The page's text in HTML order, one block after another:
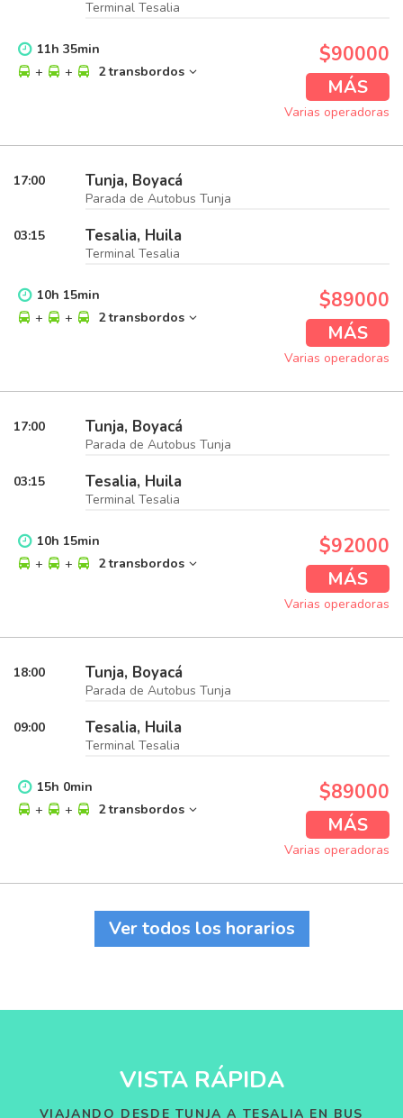
Terminal Tesalia
11h 35min
+
+ 2 transbordos
$90000
MÁS
Varias operadoras
17:00 Tunja, Boyacá
Parada de Autobus Tunja
03:15 Tesalia, Huila
Terminal Tesalia
10h 15min
+
+ 2 transbordos
$89000
MÁS
Varias operadoras
17:00 Tunja, Boyacá
Parada de Autobus Tunja
03:15 Tesalia, Huila
Terminal Tesalia
10h 15min
+
+ 2 transbordos
$92000
MÁS
Varias operadoras
18:00 Tunja, Boyacá
Parada de Autobus Tunja
09:00 Tesalia, Huila
Terminal Tesalia
15h 0min
+
+ 2 transbordos
$89000
MÁS
Varias operadoras
Ver todos los horarios
VISTA RÁPIDA
VIAJANDO DESDE TUNJA A TESALIA EN BUS